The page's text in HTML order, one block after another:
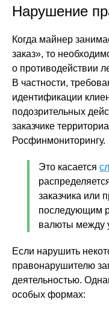
Нарушение
Когда майнер
заказ», то
о противодействии
В частности,
идентификации
подозрительных
заказчике
Росфинмониторингу.
Это касается
заказчика или
последующим
валюты между
Если нарушить
правонарушителю
деятельностью.
особых формах: